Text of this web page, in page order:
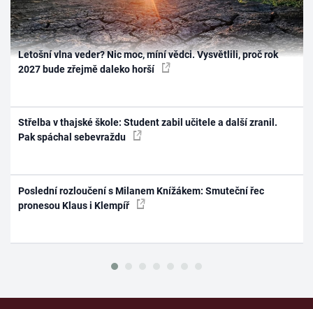
Letošní vlna veder? Nic moc, míní vědci. Vysvětlili, proč rok
2027 bude zřejmě daleko horší
Střelba v thajské škole: Student zabil učitele a další zranil.
Pak spáchal sebevraždu
Poslední rozloučení s Milanem Knížákem: Smuteční řec
pronesou Klaus i Klempíř